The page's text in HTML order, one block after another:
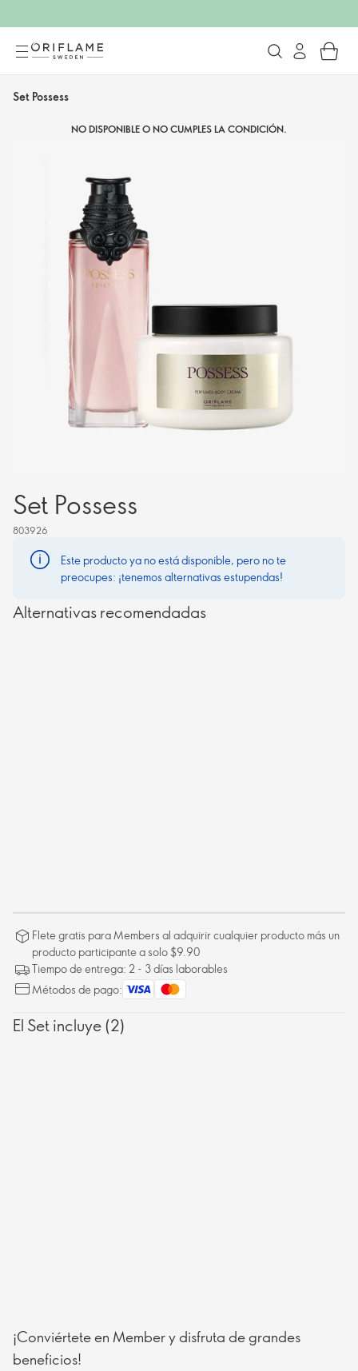
Set Possess
NO DISPONIBLE O NO CUMPLES LA CONDICIÓN.
Set Possess
803926
Este producto ya no está disponible, pero no te
preocupes: ¡tenemos alternativas estupendas!
Alternativas recomendadas
Flete gratis para Members al adquirir cualquier producto más un
producto participante a solo $9.90
Tiempo de entrega: 2 - 3 días laborables
Métodos de pago:
El Set incluye (2)
¡Conviértete en Member y disfruta de grandes
beneficios!